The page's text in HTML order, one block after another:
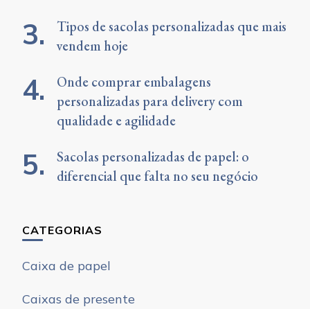
Tipos de sacolas personalizadas que mais
vendem hoje
Onde comprar embalagens
personalizadas para delivery com
qualidade e agilidade
Sacolas personalizadas de papel: o
diferencial que falta no seu negócio
CATEGORIAS
Caixa de papel
Caixas de presente